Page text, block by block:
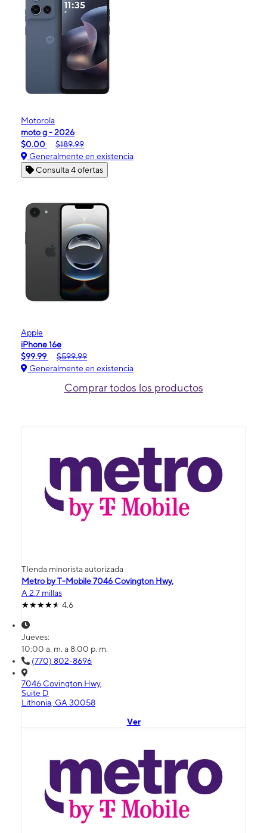
Motorola
moto g - 2026
$0.00
$189.99
Generalmente en existencia
Consulta 4 ofertas
Apple
iPhone 16e
$99.99
$599.99
Generalmente en existencia
Comprar todos los productos
TIenda minorista autorizada
Metro by T-Mobile 7046 Covington Hwy,
A 2.7 millas
4.6
Jueves:
10:00 a. m. a 8:00 p. m.
(770) 802-8696
7046 Covington Hwy,
Suite D
Lithonia, GA 30058
Ver